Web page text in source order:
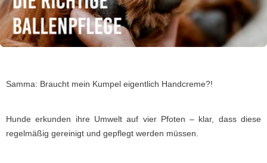
Samma: Braucht mein Kumpel eigentlich Handcreme?!
Hunde erkunden ihre Umwelt auf vier Pfoten – klar, dass diese
regelmäßig gereinigt und gepflegt werden müssen.